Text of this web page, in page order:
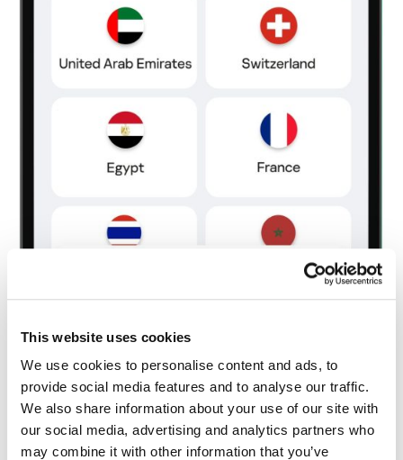
This website uses cookies
We use cookies to personalise content and ads, to
provide social media features and to analyse our traffic.
We also share information about your use of our site with
our social media, advertising and analytics partners who
may combine it with other information that you’ve
Kaspersky eSIM Storeでは、LocalプランとRegionalプラン
から選択できます。
次に、プランの種類（Expiringまたは Non-
expiring）を選択し、必要なデータ量を選び、数